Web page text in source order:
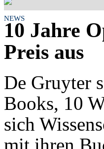
NEWS
10 Jahre
Preis aus
De Gruyter
Books, 10
sich
mit ihren